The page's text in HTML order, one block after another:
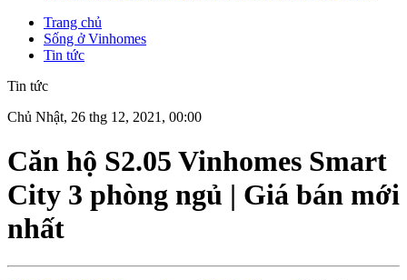
Trang chủ
Sống ở Vinhomes
Tin tức
Tin tức
Chủ Nhật, 26 thg 12, 2021, 00:00
Căn hộ S2.05 Vinhomes Smart
City 3 phòng ngủ | Giá bán mới
nhất